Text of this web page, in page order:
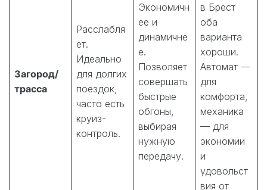
Загород/
трасса
Расслабля
ет.
Идеально
для долгих
поездок,
часто есть
круиз-
контроль.
Экономичн
ее и
динамичне
е.
Позволяет
совершать
быстрые
обгоны,
выбирая
нужную
передачу.
в Брест
оба
варианта
хороши.
Автомат —
для
комфорта,
механика
— для
экономии
и
удовольст
вия от